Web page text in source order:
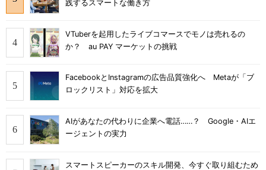
践するスマートな働き方
VTuberを起用したライブコマースでモノは売れるの
か？ au PAY マーケットの挑戦
FacebookとInstagramの広告品質強化へ Metaが「ブ
ロックリスト」対応を拡大
AIがあなたの代わりに企業へ電話……？ Google・AIエ
ージェントの実力
スマートスピーカーのスキル開発、今すぐ取り組むため